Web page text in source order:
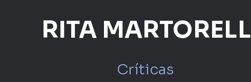
Críticas
RITA MARTORELL